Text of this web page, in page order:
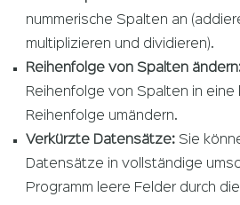
nummerische Spalten an
multiplizieren und dividieren).
Reihenfolge von Spalten
Reihenfolge von Spalten in
Reihenfolge umändern.
Verkürzte Datensätze: Sie
Datensätze in vollständige
Programm leere Felder durch